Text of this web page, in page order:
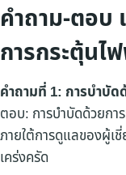
คำถาม-ตอบ
การกระตุ้นไ
คำถามที่ 1: การบำบั
ตอบ: การบำบัดด้วยกา
ภายใต้การดูแลของผู้เ
เคร่งครัด